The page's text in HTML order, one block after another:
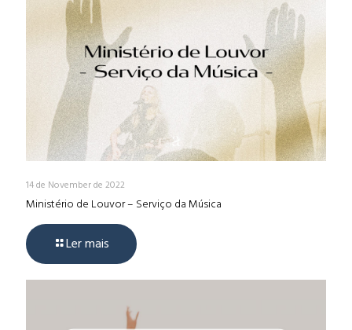
14 de November de 2022
Ministério de Louvor – Serviço da Música
Ler mais